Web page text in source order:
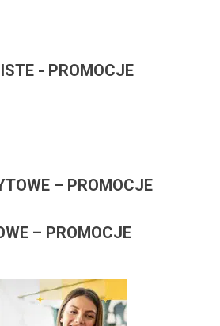
- PROMOCJE
– PROMOCJE
– PROMOCJE